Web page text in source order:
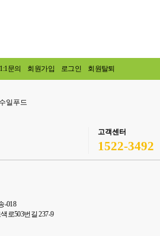
1:1문의 회원가입 로그인 회원탈퇴
일푸드
고객센터
1522-3492
-018
로503번길 237-9